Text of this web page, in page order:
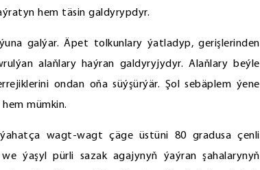
hem täsin galdyrypdyr.
galýar. Äpet tolkunlary ýatladyp, gerişlerinden
alaňlary haýran galdyryjydyr. Alaňlary beýle
ondan oňa süýşürýär. Şol sebäplem ýene
mümkin.
wagt-wagt çäge üstüni 80 gradusa çenli
ýaşyl pürli sazak agajynyň ýaýran şahalarynyň